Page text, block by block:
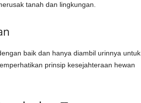
tanah dan lingkungan.
baik dan hanya diambil urinnya untuk
prinsip kesejahteraan hewan